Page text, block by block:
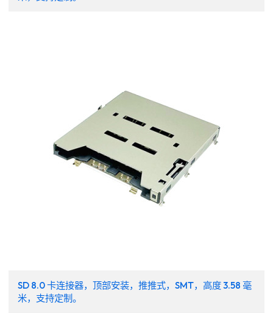
SD 8.0 卡连接器，顶部安装，推推式，SMT，高度 3.58 毫
米，支持定制。